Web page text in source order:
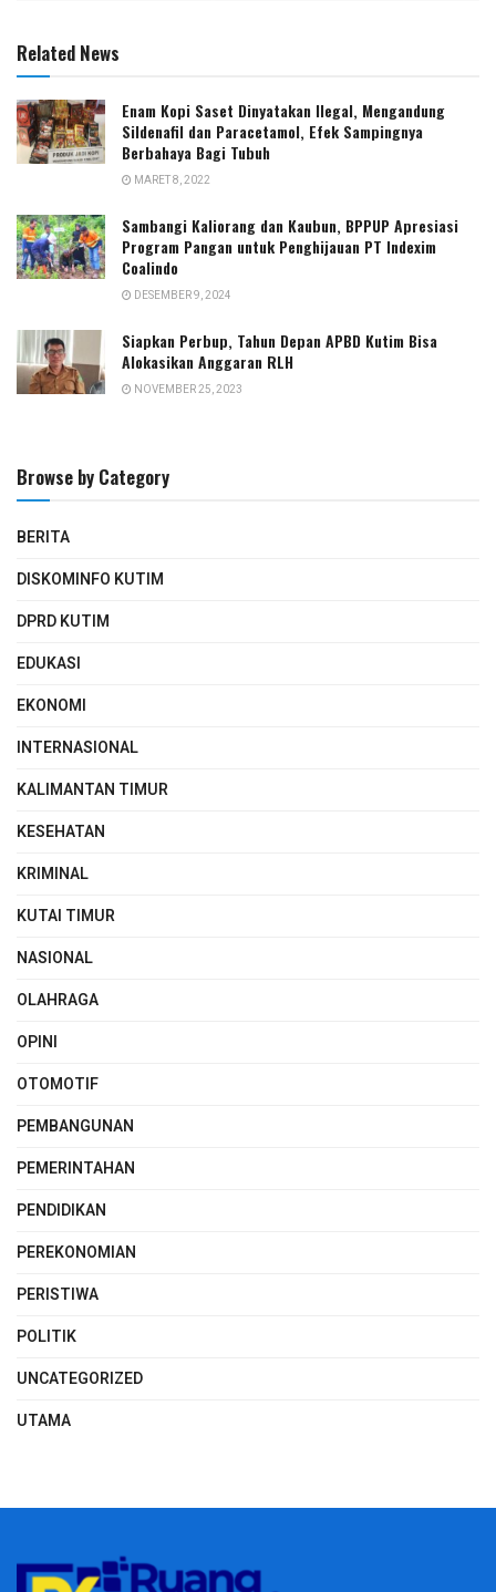
Related News
Enam Kopi Saset Dinyatakan Ilegal, Mengandung
Sildenafil dan Paracetamol, Efek Sampingnya
Berbahaya Bagi Tubuh
MARET 8, 2022
Sambangi Kaliorang dan Kaubun, BPPUP Apresiasi
Program Pangan untuk Penghijauan PT Indexim
Coalindo
DESEMBER 9, 2024
Siapkan Perbup, Tahun Depan APBD Kutim Bisa
Alokasikan Anggaran RLH
NOVEMBER 25, 2023
Browse by Category
BERITA
DISKOMINFO KUTIM
DPRD KUTIM
EDUKASI
EKONOMI
INTERNASIONAL
KALIMANTAN TIMUR
KESEHATAN
KRIMINAL
KUTAI TIMUR
NASIONAL
OLAHRAGA
OPINI
OTOMOTIF
PEMBANGUNAN
PEMERINTAHAN
PENDIDIKAN
PEREKONOMIAN
PERISTIWA
POLITIK
UNCATEGORIZED
UTAMA